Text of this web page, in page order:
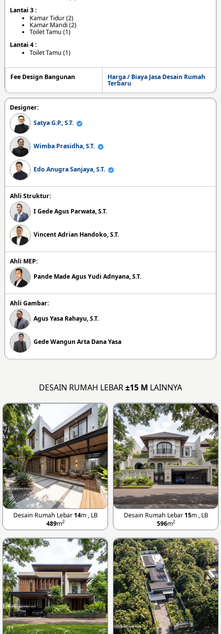
Lantai 3 :
Kamar Tidur (2)
Kamar Mandi (2)
Toilet Tamu (1)
Lantai 4 :
Toilet Tamu (1)
Fee Design Bangunan Harga / Biaya Jasa Desain Rumah
Terbaru
Designer:
Satya G.P., S.T.
Wimba Prasidha, S.T.
Edo Anugra Sanjaya, S.T.
Ahli Struktur:
I Gede Agus Parwata, S.T.
Vincent Adrian Handoko, S.T.
Ahli MEP:
Pande Made Agus Yudi Adnyana, S.T.
Ahli Gambar:
Agus Yasa Rahayu, S.T.
Gede Wangun Arta Dana Yasa
DESAIN RUMAH LEBAR±15 M LAINNYA
Desain Rumah Lebar 14m , LB
489m2
Desain Rumah Lebar 15m , LB
596m2